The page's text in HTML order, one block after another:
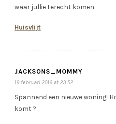
waar jullie terecht komen.
Huisvlijt
JACKSONS_MOMMY
19 februari 2016 at 23:52
Spannend een nieuwe woning!
komt ?